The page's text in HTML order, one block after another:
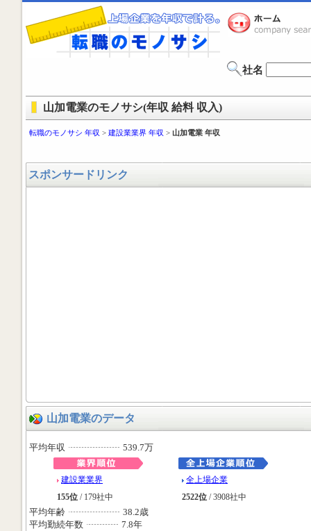
社名
山加電業のモノサシ(年収 給料 収入)
転職のモノサシ 年収 > 建設業業界 年収 > 山加電業 年収
スポンサードリンク
山加電業のデータ
平均年収 539.7万
建設業業界
155位 / 179社中
全上場企業
2522位 / 3908社中
平均年齢
38.2歳
平均勤続年数
7.8年